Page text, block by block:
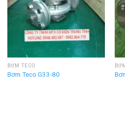
BƠM TECO
Bơm Teco G33-80